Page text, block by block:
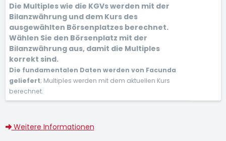
Die Multiples wie die KGVs werden mit der
Bilanzwährung und dem Kurs des
ausgewählten Börsenplatzes berechnet.
Wählen Sie den Börsenplatz mit der
Bilanzwährung aus, damit die Multiples
korrekt sind.
Die fundamentalen Daten werden von Facunda
geliefert; Multiples werden mit dem aktuellen Kurs
berechnet.
Weitere Informationen